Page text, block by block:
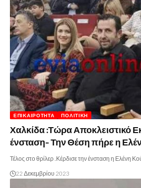
ΕΠΙΚΑΙΡΌΤΗΤΑ ΠΟΛΙΤΙΚΉ
Χαλκίδα :Τώρα Αποκλειστικό
ένσταση- Την Θέση πήρε η
Τέλος στο θρίλερ .Κέρδισε την ένσταση η Ελένη
22 Δεκεμβρίου 2023